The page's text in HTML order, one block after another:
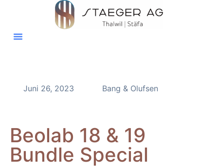
Juni 26, 2023 Bang & Olufsen
Beolab 18 & 19
Bundle Special